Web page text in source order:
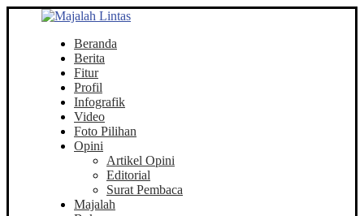
Beranda
Berita
Fitur
Profil
Infografik
Video
Foto Pilihan
Opini
Artikel Opini
Editorial
Surat Pembaca
Majalah